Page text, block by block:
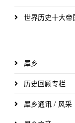
世界历史十大帝
犀乡
历史回顾专栏
犀乡通讯 / 风采